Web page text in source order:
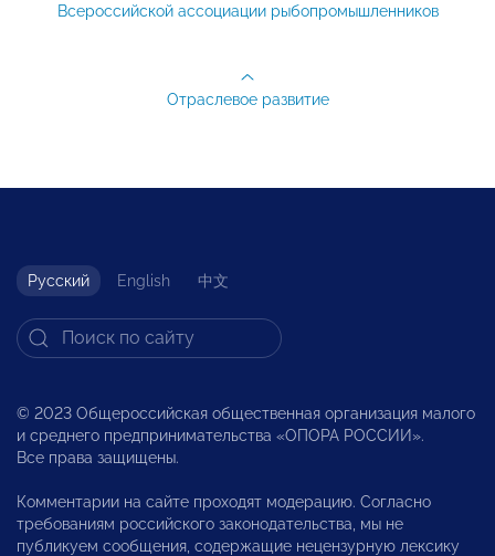
Всероссийской ассоциации рыбопромышленников
Отраслевое развитие
Русский English 中文
© 2023 Общероссийская общественная организация малого
и среднего предпринимательства «ОПОРА РОССИИ».
Все права защищены.
Комментарии на сайте проходят модерацию. Согласно
требованиям российского законодательства, мы не
публикуем сообщения, содержащие нецензурную лексику